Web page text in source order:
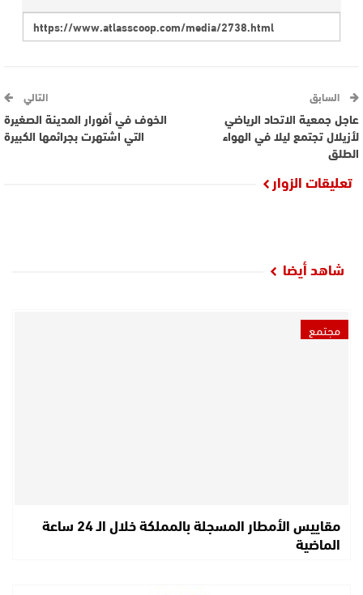
السابق
عاجل جمعية الاتحاد الرياضي
لأزيلال تجتمع ليلا في الهواء
الطلق
التالي
الخوف في أفورار المدينة الصغيرة
التي اشتهرت بجرائمها الكبيرة
تعليقات الزوار
شاهد أيضا
مجتمع
مقاييس الأمطار المسجلة بالمملكة خلال الـ 24 ساعة
الماضية